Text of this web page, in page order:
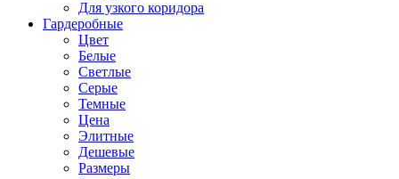
Для узкого коридора
Гардеробные
Цвет
Белые
Светлые
Серые
Темные
Цена
Элитные
Дешевые
Размеры